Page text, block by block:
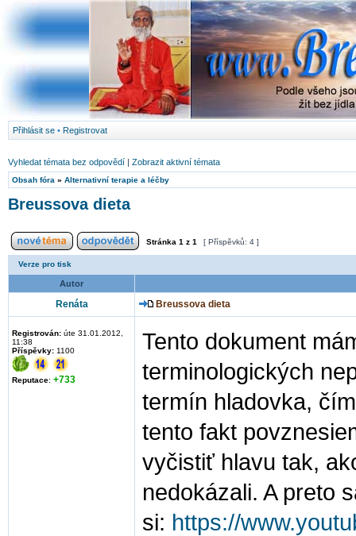
Přihlásit se • Registrovat
Vyhledat témata bez odpovědí | Zobrazit aktivní témata
Obsah fóra » Alternativní terapie a léčby
Breussova dieta
Stránka 1 z 1 [ Příspěvků: 4 ]
Verze pro tisk
Autor
Renáta Breussova dieta
Registrován: úte 31.01.2012,
11:38
Příspěvky: 1100
Reputace: +733
Tento dokument
terminologických
termín hladovka,
tento fakt
vyčistiť hlavu tak,
nedokázali. A preto
si: https://